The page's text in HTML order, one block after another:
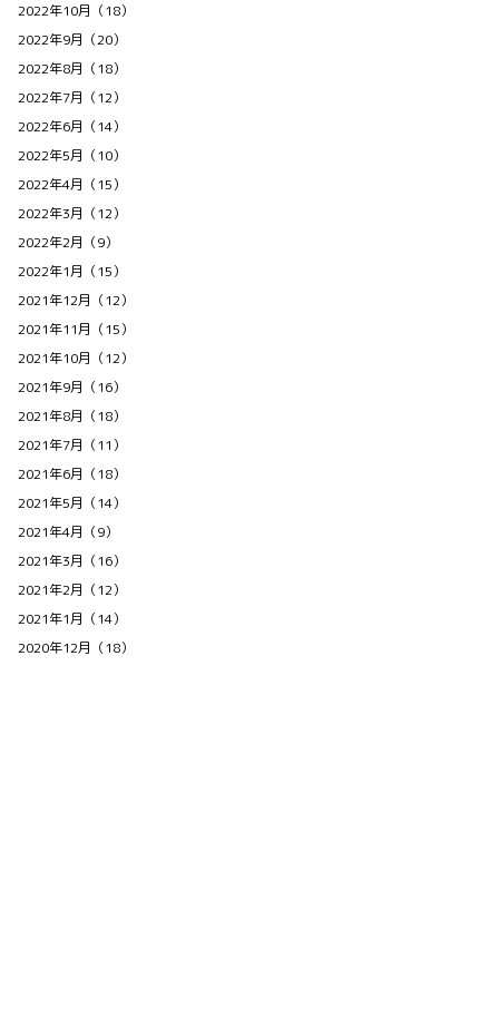
2022年10月（18）
2022年9月（20）
2022年8月（18）
2022年7月（12）
2022年6月（14）
2022年5月（10）
2022年4月（15）
2022年3月（12）
2022年2月（9）
2022年1月（15）
2021年12月（12）
2021年11月（15）
2021年10月（12）
2021年9月（16）
2021年8月（18）
2021年7月（11）
2021年6月（18）
2021年5月（14）
2021年4月（9）
2021年3月（16）
2021年2月（12）
2021年1月（14）
2020年12月（18）